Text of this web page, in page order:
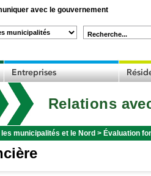
avec le gouvernement
Recherche...
Relations
municipalités et le Nord > Évaluation